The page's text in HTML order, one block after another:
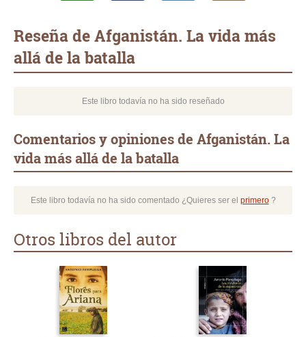
Reseña de Afganistán. La vida más
allá de la batalla
Este libro todavía no ha sido reseñado
Comentarios y opiniones de Afganistán. La
vida más allá de la batalla
Este libro todavía no ha sido comentado ¿Quieres ser el primero?
Otros libros del autor